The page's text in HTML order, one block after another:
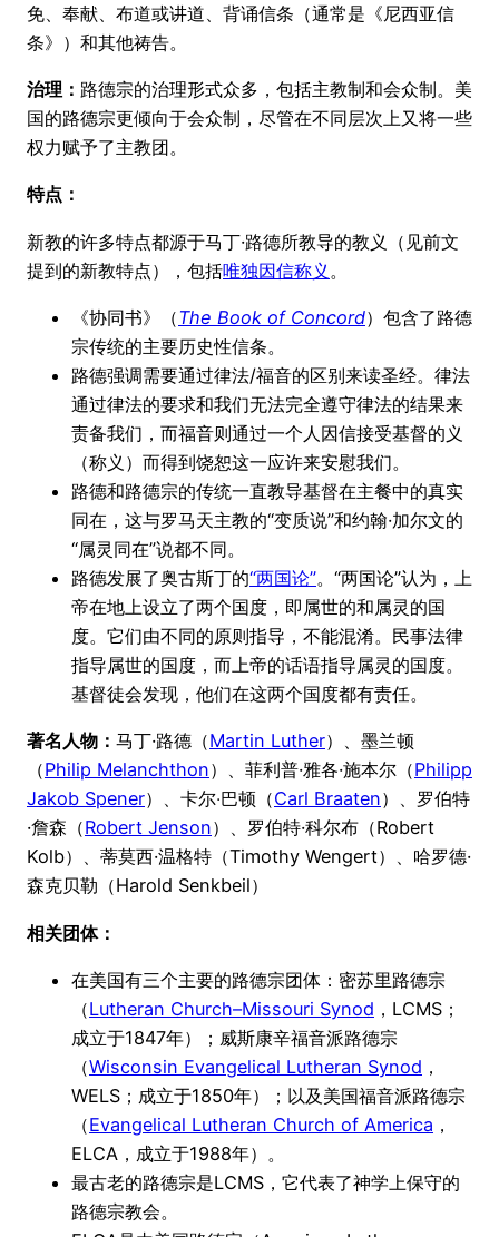
免、奉献、布道或讲道、背诵信条（通常是《尼西亚信
条》）和其他祷告。
治理： 路德宗的治理形式众多，包括主教制和会众制。美
国的路德宗更倾向于会众制，尽管在不同层次上又将一些
权力赋予了主教团。
特点：
新教的许多特点都源于马丁·路德所教导的教义（见前文
提到的新教特点），包括唯独因信称义 。
《协同书》（ The Book of Concord）包含了路德
宗传统的主要历史性信条。
路德强调需要通过律法/福音的区别来读圣经。律法
通过律法的要求和我们无法完全遵守律法的结果来
责备我们，而福音则通过一个人因信接受基督的义
（称义）而得到饶恕这一应许来安慰我们。
路德和路德宗的传统一直教导基督在主餐中的真实
同在，这与罗马天主教的“变质说”和约翰·加尔文的
“属灵同在”说都不同。
路德发展了奥古斯丁的“两国论”。“两国论”认为，上
帝在地上设立了两个国度，即属世的和属灵的国
度。它们由不同的原则指导，不能混淆。民事法律
指导属世的国度，而上帝的话语指导属灵的国度。
基督徒会发现，他们在这两个国度都有责任。
著名人物： 马丁·路德（Martin Luther）、墨兰顿
（Philip Melanchthon）、菲利普·雅各·施本尔（Philipp
Jakob Spener）、卡尔‧巴顿（Carl Braaten）、罗伯特
·詹森（Robert Jenson）、罗伯特·科尔布（Robert
Kolb）、蒂莫西·温格特（Timothy Wengert）、哈罗德·
森克贝勒（Harold Senkbeil）
相关团体：
在美国有三个主要的路德宗团体：密苏里路德宗
（Lutheran Church–Missouri Synod ，LCMS；
成立于1847年）；威斯康辛福音派路德宗
（Wisconsin Evangelical Lutheran Synod ，
WELS；成立于1850年）；以及美国福音派路德宗
（Evangelical Lutheran Church of America ，
ELCA，成立于1988年）。
最古老的路德宗是LCMS，它代表了神学上保守的
路德宗教会。